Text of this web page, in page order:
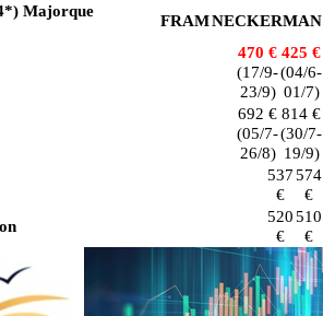
Majorque
FRAMNECKERMAN
470 €
(17/9-
23/9)
425 €
(04/6-
01/7)
692 €
(05/7-
26/8)
814 €
(30/7-
19/9)
537
€
574
€
520
€
510
€